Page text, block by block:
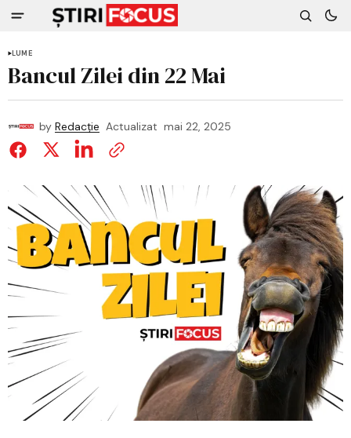
LUME
Bancul Zilei din 22 Mai
by Redacție Actualizat mai 22, 2025